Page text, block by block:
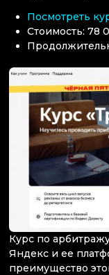
Посмотреть
Стоимость: 78
Курс по
Яндекс и ее
преимущество